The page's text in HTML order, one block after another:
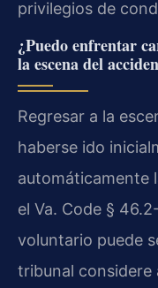
privilegios de
¿Puedo enfrentar
la escena del
Regresar a la
haberse ido
automáticamente
el Va. Code §
voluntario puede
tribunal considere